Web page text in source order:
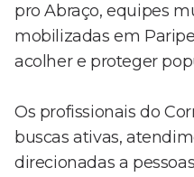
pro Abraço, equipes
mobilizadas em
acolher e proteger
Os profissionais do
buscas ativas,
direcionadas a